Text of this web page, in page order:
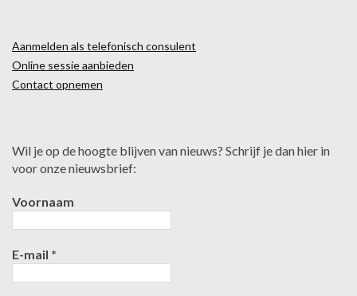
Aanmelden als telefonisch consulent
Online sessie aanbieden
Contact opnemen
Wil je op de hoogte blijven van nieuws? Schrijf je dan hier in
voor onze nieuwsbrief:
Voornaam
E-mail *